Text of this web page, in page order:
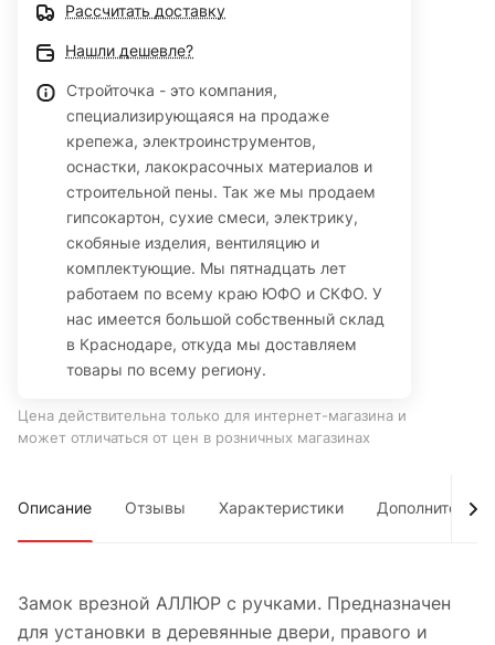
Рассчитать доставку
Нашли дешевле?
Стройточка - это компания,
специализирующаяся на продаже
крепежа, электроинструментов,
оснастки, лакокрасочных материалов и
строительной пены. Так же мы продаем
гипсокартон, сухие смеси, электрику,
скобяные изделия, вентиляцию и
комплектующие. Мы пятнадцать лет
работаем по всему краю ЮФО и СКФО. У
нас имеется большой собственный склад
в Краснодаре, откуда мы доставляем
товары по всему региону.
Цена действительна только для интернет-магазина и
может отличаться от цен в розничных магазинах
Описание Отзывы Характеристики Дополнительно
Замок врезной АЛЛЮР с ручками. Предназначен
для установки в деревянные двери, правого и